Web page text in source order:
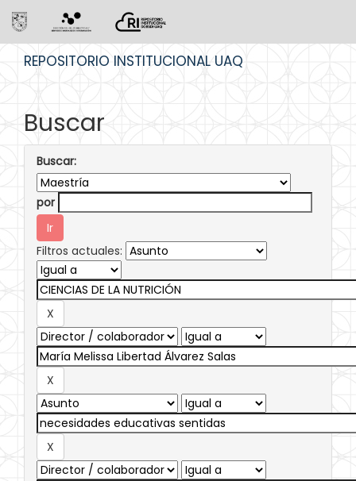
REPOSITORIO INSTITUCIONAL UAQ
Buscar
Buscar:
por
Filtros actuales: